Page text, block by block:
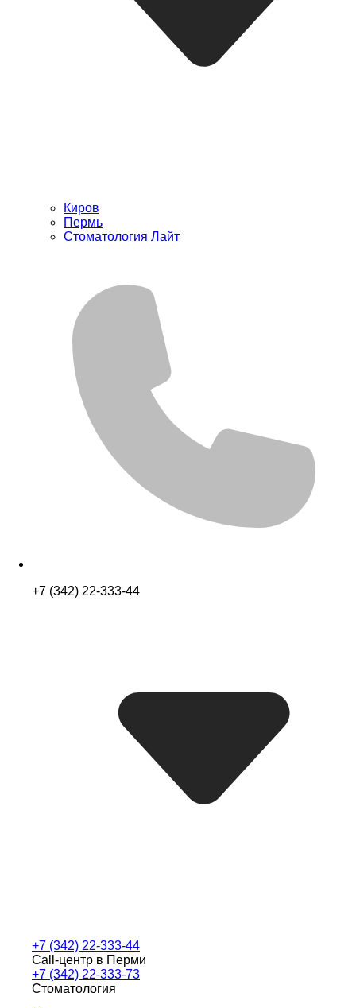
Киров
Пермь
Стоматология Лайт
+7 (342) 22-333-44
+7 (342) 22-333-44
Call-центр в Перми
+7 (342) 22-333-73
Стоматология